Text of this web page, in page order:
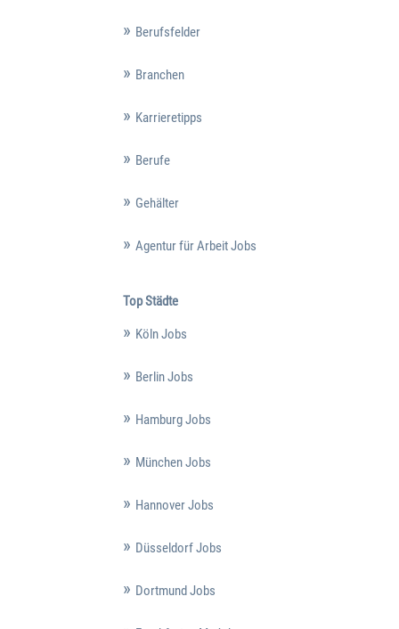
Berufsfelder
Branchen
Karrieretipps
Berufe
Gehälter
Agentur für Arbeit Jobs
Top Städte
Köln Jobs
Berlin Jobs
Hamburg Jobs
München Jobs
Hannover Jobs
Düsseldorf Jobs
Dortmund Jobs